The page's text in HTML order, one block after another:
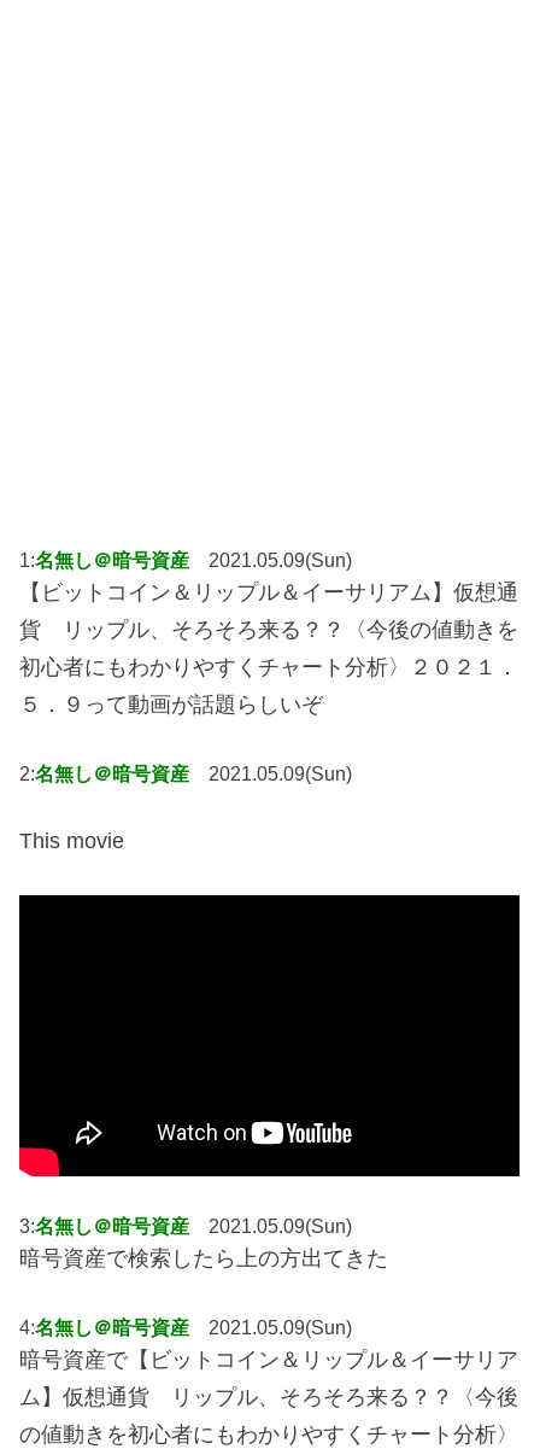
1:名無し＠暗号資産 2021.05.09(Sun)
【ビットコイン＆リップル＆イーサリアム】仮想通
貨 リップル、そろそろ来る？？〈今後の値動きを
初心者にもわかりやすくチャート分析〉２０２１．
５．９って動画が話題らしいぞ
2:名無し＠暗号資産 2021.05.09(Sun)
This movie
3:名無し＠暗号資産 2021.05.09(Sun)
暗号資産で検索したら上の方出てきた
4:名無し＠暗号資産 2021.05.09(Sun)
暗号資産で【ビットコイン＆リップル＆イーサリア
ム】仮想通貨 リップル、そろそろ来る？？〈今後
の値動きを初心者にもわかりやすくチャート分析〉